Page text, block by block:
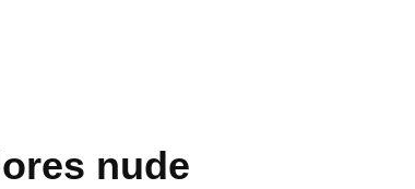
nude